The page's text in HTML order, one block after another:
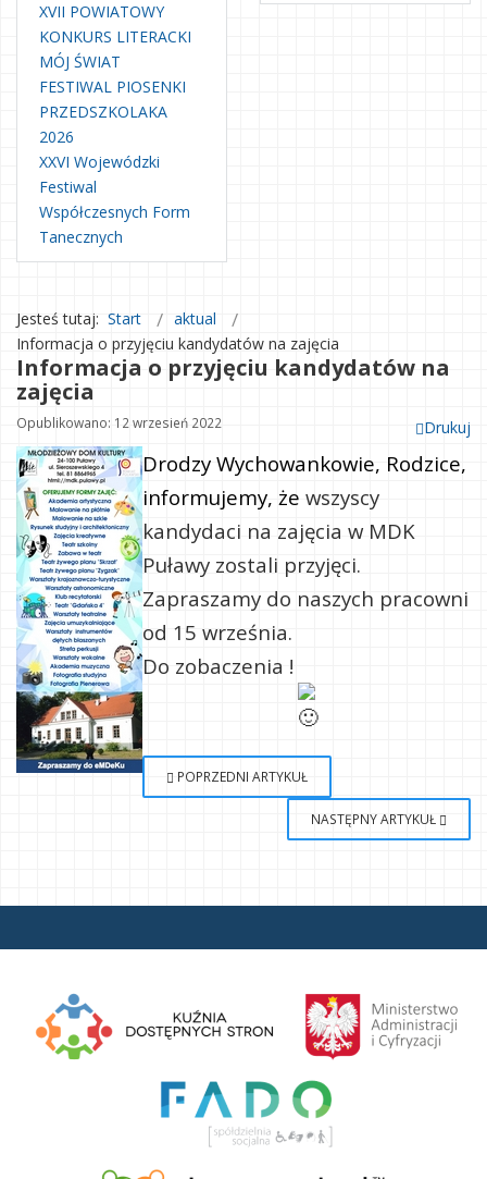
XVII POWIATOWY
KONKURS LITERACKI
MÓJ ŚWIAT
FESTIWAL PIOSENKI
PRZEDSZKOLAKA
2026
XXVI Wojewódzki
Festiwal
Współczesnych Form
Tanecznych
Jesteś tutaj: Start
aktual
Informacja o przyjęciu kandydatów na zajęcia
Informacja o przyjęciu kandydatów na
zajęcia
Drukuj
Opublikowano: 12 wrzesień 2022
Drodzy Wychowankowie, Rodzice,
informujemy, że wszyscy
kandydaci na zajęcia w MDK
Puławy zostali przyjęci.
Zapraszamy do naszych pracowni
od 15 września.
Do zobaczenia !
POPRZEDNI ARTYKUŁ
NASTĘPNY ARTYKUŁ